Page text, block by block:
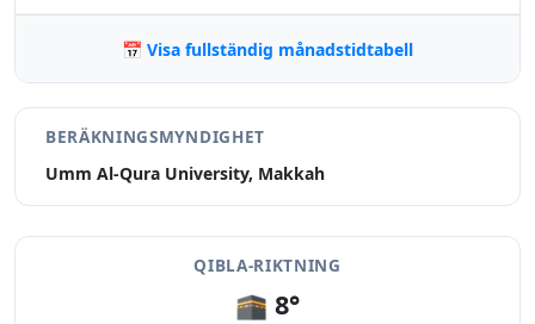
📅 Visa fullständig månadstidtabell
BERÄKNINGSMYNDIGHET
Umm Al-Qura University, Makkah
QIBLA-RIKTNING
🕋 8°